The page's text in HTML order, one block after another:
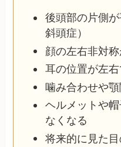
後頭部の片側
斜頭症）
顔の左右非対
耳の位置が左
噛み合わせや
ヘルメットや
なくなる
将来的に見た